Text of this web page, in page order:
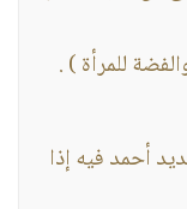
للمرأة ) .
أحمد فيه إذا